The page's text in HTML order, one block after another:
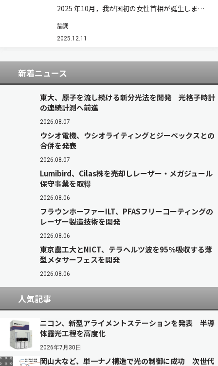
2025 年10月，我が国初の女性首相が誕生しまし
歓迎，期待しているようです。同時に，どの様な
政策が打ち出されるかに関連しての議論は沸騰気
論調
2025.12.11
新着ニュース
東大、原子を流し続ける新分光法を開発 光格子時計
の連続計測へ前進
2026.08.07
ウシオ電機、ウシオライティングとジーベックスとの
合併を発表
2026.08.07
Lumibird、Cilas株を売却しレーザー・メガジュール
保守事業を取得
2026.08.06
フラウンホーファーILT、PFASフリーコーティングの
レーザー製造技術を開発
2026.08.06
東京農工大とNICT、テラヘルツ波を95％吸収する薄
型メタサーフェスを開発
2026.08.06
人気記事
ニコン、新型アライメントステーションを発表 半導
体露光工程を高度化
2026年7月30日
岡山大など、単一ナノ構造で光の制御に成功 次世代